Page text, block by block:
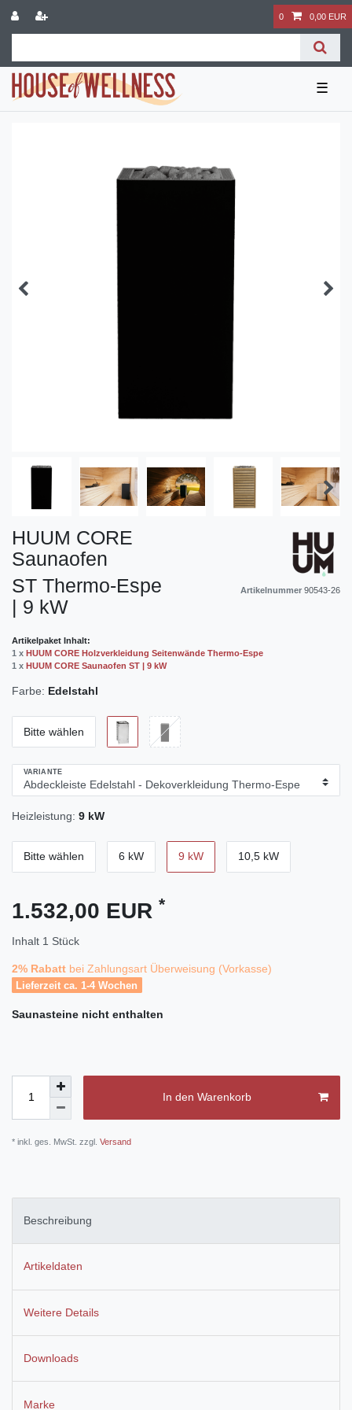
0 0,00 EUR
☰
HUUM CORE
Saunaofen
ST Thermo-Espe
| 9 kW
Artikelnummer 90543-26
Artikelpaket Inhalt:
1 x HUUM CORE Holzverkleidung Seitenwände Thermo-Espe
1 x HUUM CORE Saunaofen ST | 9 kW
Farbe: Edelstahl
Bitte wählen
VARIANTE
Heizleistung: 9 kW
Bitte wählen 6 kW 9 kW 10,5 kW
1.532,00 EUR *
Inhalt 1 Stück
2% Rabatt bei Zahlungsart Überweisung (Vorkasse)
Lieferzeit ca. 1-4 Wochen
Saunasteine nicht enthalten
In den Warenkorb
* inkl. ges. MwSt. zzgl. Versand
Beschreibung
Artikeldaten
Weitere Details
Downloads
Marke